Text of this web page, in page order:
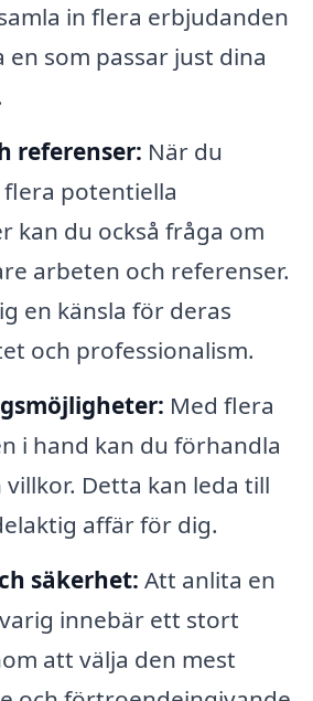
in flera erbjudanden
en som passar just dina
referenser: När du
potentiella
kan du också fråga om
arbeten och referenser.
en känsla för deras
och professionalism.
Med flera
i hand kan du förhandla
Detta kan leda till
affär för dig.
säkerhet: Att anlita en
innebär ett stort
att välja den mest